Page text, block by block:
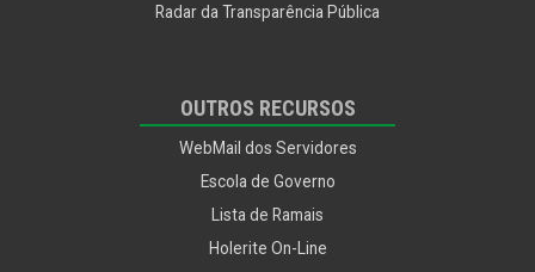
Radar da Transparência Pública
OUTROS RECURSOS
WebMail dos Servidores
Escola de Governo
Lista de Ramais
Holerite On-Line